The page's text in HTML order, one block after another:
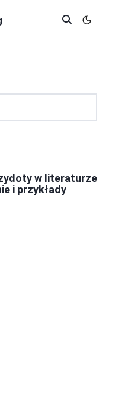
w literaturze
i przykłady